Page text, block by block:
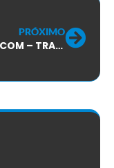
PRÓXIMO
RM TELECOM – TRABALHADORES APROVAM NOVA PROPOSTA PARA O ACORDO COLETIVO DE TRABALHO DE 2012/2013!